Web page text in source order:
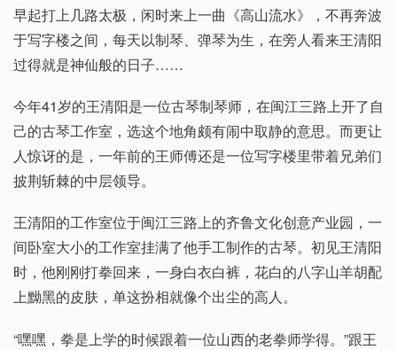
早起打上几路太极，闲时来上一曲《高山流水》，不再奔波
于写字楼之间，每天以制琴、弹琴为生，在旁人看来王清阳
过得就是神仙般的日子……
今年41岁的王清阳是一位古琴制琴师，在闽江三路上开了自
己的古琴工作室，选这个地角颇有闹中取静的意思。而更让
人惊讶的是，一年前的王师傅还是一位写字楼里带着兄弟们
披荆斩棘的中层领导。
王清阳的工作室位于闽江三路上的齐鲁文化创意产业园，一
间卧室大小的工作室挂满了他手工制作的古琴。初见王清阳
时，他刚刚打拳回来，一身白衣白裤，花白的八字山羊胡配
上黝黑的皮肤，单这扮相就像个出尘的高人。
“嘿嘿，拳是上学的时候跟着一位山西的老拳师学得。”跟王